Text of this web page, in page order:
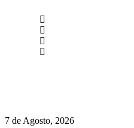
7 de Agosto, 2026